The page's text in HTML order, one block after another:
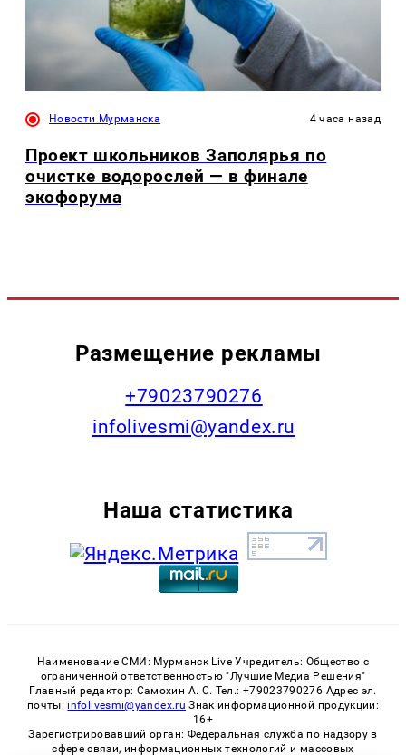
Новости Мурманска 4 часа назад
Проект школьников Заполярья по
очистке водорослей — в финале
экофорума
Размещение рекламы
+79023790276
infolivesmi@yandex.ru
Наша статистика
Наименование СМИ: Мурманск Live Учредитель: Общество с
ограниченной ответственностью "Лучшие Медиа Решения"
Главный редактор: Самохин А. С. Тел.: +79023790276 Адрес эл.
почты: infolivesmi@yandex.ru Знак информационной продукции:
16+
Зарегистрировавший орган: Федеральная служба по надзору в
сфере связи, информационных технологий и массовых